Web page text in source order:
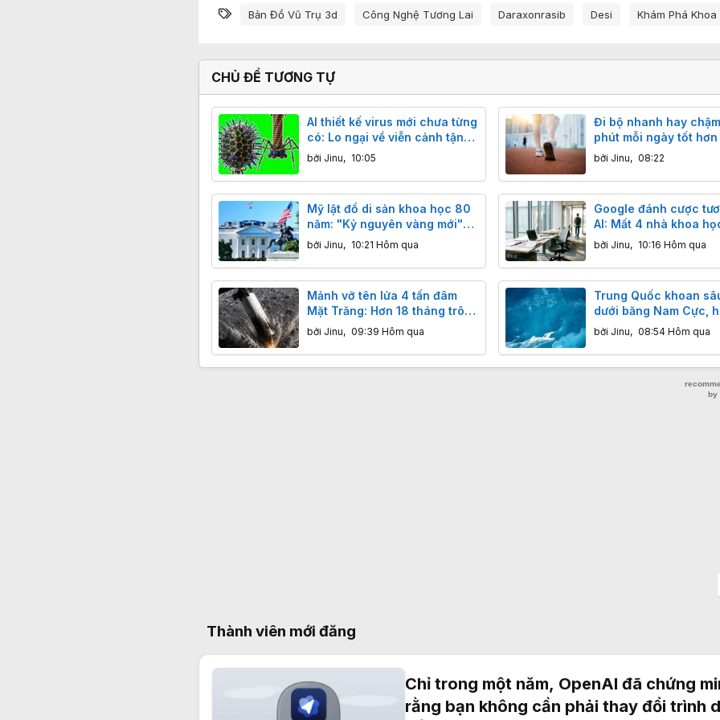
Từ khóa
Bản Đồ Vũ Trụ 3d Công Nghệ Tương Lai Daraxonrasib Desi Khám Phá Khoa
CHỦ ĐỀ TƯƠNG TỰ
AI thiết kế virus mới chưa từng
có: Lo ngại về viễn cảnh tận
thế
bởi Jinu, 10:05
Đi bộ nhanh hay
phút mỗi ngày tốt hơn
giảm 19% nguy cơ tử
bởi Jinu, 08:22
Mỹ lật đổ di sản khoa học 80
năm: "Kỷ nguyên vàng mới"
và tham vọng bá chủ công
bởi Jinu, 10:21 Hôm qua
Google đánh cược
AI: Mất 4 nhà khoa
đầu, cổ phiếu bốc hơi
bởi Jinu, 10:16 Hôm qua
Mảnh vỡ tên lửa 4 tấn đâm
Mặt Trăng: Hơn 18 tháng trôi
dạt và giá trị khoa học bất
bởi Jinu, 09:39 Hôm qua
Trung Quốc khoan
dưới băng Nam Cực,
"thế giới khác" với sự
hàng triệu năm
bởi Jinu, 08:54 Hôm qua
Thành viên mới đăng
Chỉ trong một năm, OpenAI đã chứng
rằng bạn không cần phải thay đổi trình